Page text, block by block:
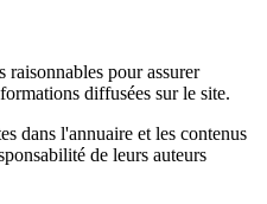
pour assurer
diffusées sur le site.
dans l'annuaire et les contenus
de leurs auteurs